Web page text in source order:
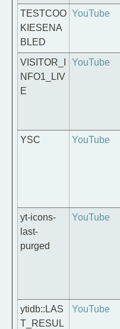
TESTCOO
KIESENA
BLED
YouTube
VISITOR_I
NFO1_LIV
E
YouTube
YSC YouTube
yt-icons-
last-
purged
YouTube
ytidb::LAS
T_RESUL
YouTube